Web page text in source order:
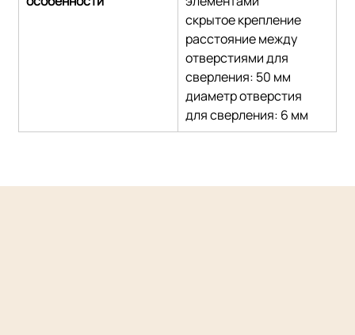
скрытое крепление
расстояние между
отверстиями для
сверления: 50 мм
диаметр отверстия
для сверления: 6 мм